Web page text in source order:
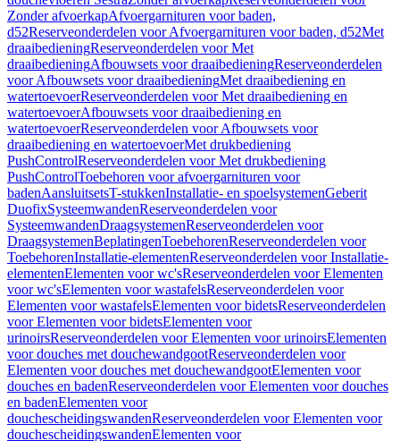
Zonder afvoerkapAfvoergarnituren voor baden,
d52Reserveonderdelen voor Afvoergarnituren voor baden, d52Met
draaibedieningReserveonderdelen voor Met
draaibedieningAfbouwsets voor draaibedieningReserveonderdelen
voor Afbouwsets voor draaibedieningMet draaibediening en
watertoevoerReserveonderdelen voor Met draaibediening en
watertoevoerAfbouwsets voor draaibediening en
watertoevoerReserveonderdelen voor Afbouwsets voor
draaibediening en watertoevoerMet drukbediening
PushControlReserveonderdelen voor Met drukbediening
PushControlToebehoren voor afvoergarnituren voor
badenAansluitsetsT-stukkenInstallatie- en spoelsystemenGeberit
DuofixSysteemwandenReserveonderdelen voor
SysteemwandenDraagsystemenReserveonderdelen voor
DraagsystemenBeplatingenToebehorenReserveonderdelen voor
ToebehorenInstallatie-elementenReserveonderdelen voor Installatie-
elementenElementen voor wc'sReserveonderdelen voor Elementen
voor wc'sElementen voor wastafelsReserveonderdelen voor
Elementen voor wastafelsElementen voor bidetsReserveonderdelen
voor Elementen voor bidetsElementen voor
urinoirsReserveonderdelen voor Elementen voor urinoirsElementen
voor douches met douchewandgootReserveonderdelen voor
Elementen voor douches met douchewandgootElementen voor
douches en badenReserveonderdelen voor Elementen voor douches
en badenElementen voor
douchescheidingswandenReserveonderdelen voor Elementen voor
douchescheidingswandenElementen voor